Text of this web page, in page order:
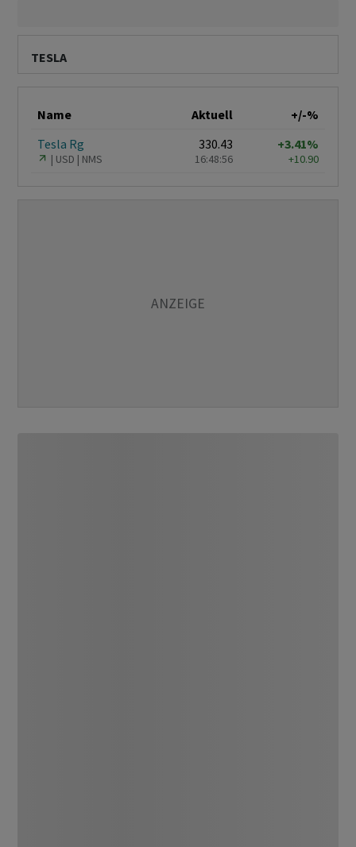
TESLA
Name Aktuell
+/-%
Tesla Rg
USD NMS
330.43
16:48:56
+3.41%
+10.90